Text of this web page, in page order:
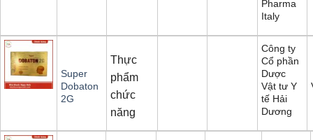
Pharma
Italy
Super
Dobaton
2G
Thực
phẩm
chức
năng
Công ty
Cổ phần
Dược
Vật tư Y
tế Hải
Dương